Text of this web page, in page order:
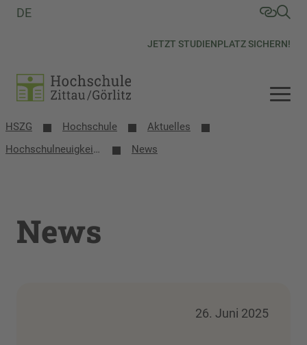
JETZT STUDIENPLATZ SICHERN!
DE
HSZG Hochschule
Aktuelles
Hochschulneuigkeiten Vorschau
News
News
26. Juni 2025